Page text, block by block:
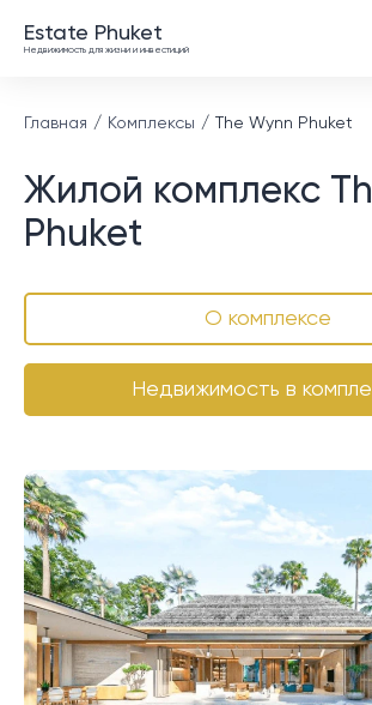
Estate Phuket
Недвижимость для жизни и инвестиций
Главная Комплексы The Wynn Phuket
Жилой комплекс
Phuket
О комплексе
Недвижимость в